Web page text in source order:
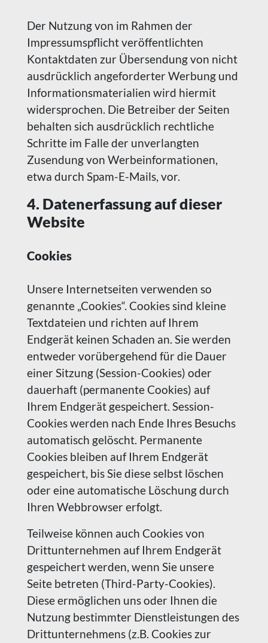
Der Nutzung von im Rahmen der
Impressumspflicht veröffentlichten
Kontaktdaten zur Übersendung von nicht
ausdrücklich angeforderter Werbung und
Informationsmaterialien wird hiermit
widersprochen. Die Betreiber der Seiten
behalten sich ausdrücklich rechtliche
Schritte im Falle der unverlangten
Zusendung von Werbeinformationen,
etwa durch Spam-E-Mails, vor.
4. Datenerfassung auf dieser
Website
Cookies
Unsere Internetseiten verwenden so
genannte „Cookies“. Cookies sind kleine
Textdateien und richten auf Ihrem
Endgerät keinen Schaden an. Sie werden
entweder vorübergehend für die Dauer
einer Sitzung (Session-Cookies) oder
dauerhaft (permanente Cookies) auf
Ihrem Endgerät gespeichert. Session-
Cookies werden nach Ende Ihres Besuchs
automatisch gelöscht. Permanente
Cookies bleiben auf Ihrem Endgerät
gespeichert, bis Sie diese selbst löschen
oder eine automatische Löschung durch
Ihren Webbrowser erfolgt.
Teilweise können auch Cookies von
Drittunternehmen auf Ihrem Endgerät
gespeichert werden, wenn Sie unsere
Seite betreten (Third-Party-Cookies).
Diese ermöglichen uns oder Ihnen die
Nutzung bestimmter Dienstleistungen des
Drittunternehmens (z.B. Cookies zur